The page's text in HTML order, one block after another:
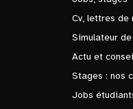
Cv, lettres de
Simulateur
Actu et
Stages : nos
Jobs